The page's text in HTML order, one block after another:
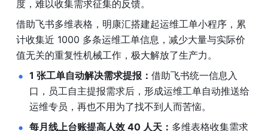
度，难以收集需求征集的反馈。
借助飞书多维表格，明康汇搭建起运维工单小程序，累
计收集近 1000 多条运维工单信息，减少大量与实际价
值无关的重复性机械工作，极大解放了生产力。
1 张工单自动解决需求提报： 借助飞书统一信息入
口，员工自主提报需求后，形成运维工单自动推送给
运维专员，再也不用为了找不到人而苦恼。
每月线上台账提高人效 40 人天： 多维表格收集需求